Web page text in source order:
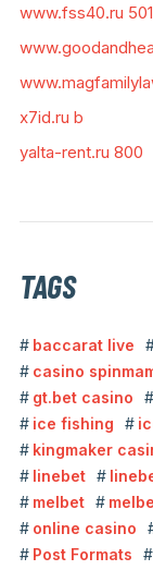
www.fss40.ru 501
x7id.ru b
yalta-rent.ru 800
TAGS
baccarat live
casino
gt.bet casino
ice fishing
kingmaker
linebet
melbet
online casino
Post Formats